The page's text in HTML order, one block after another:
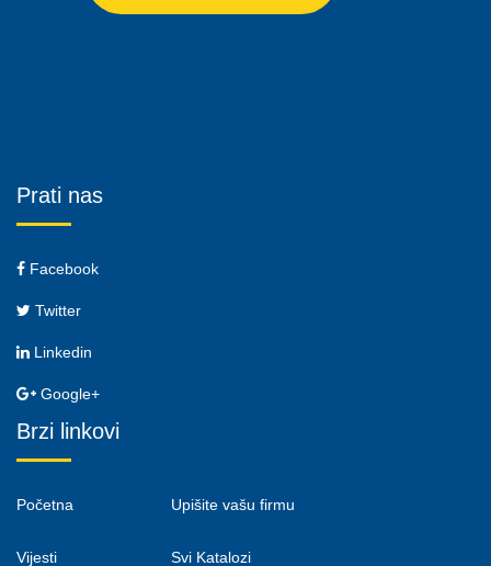
Prati nas
Facebook
Twitter
Linkedin
Google+
Brzi linkovi
Početna
Vijesti
Upišite vašu firmu
Svi Katalozi